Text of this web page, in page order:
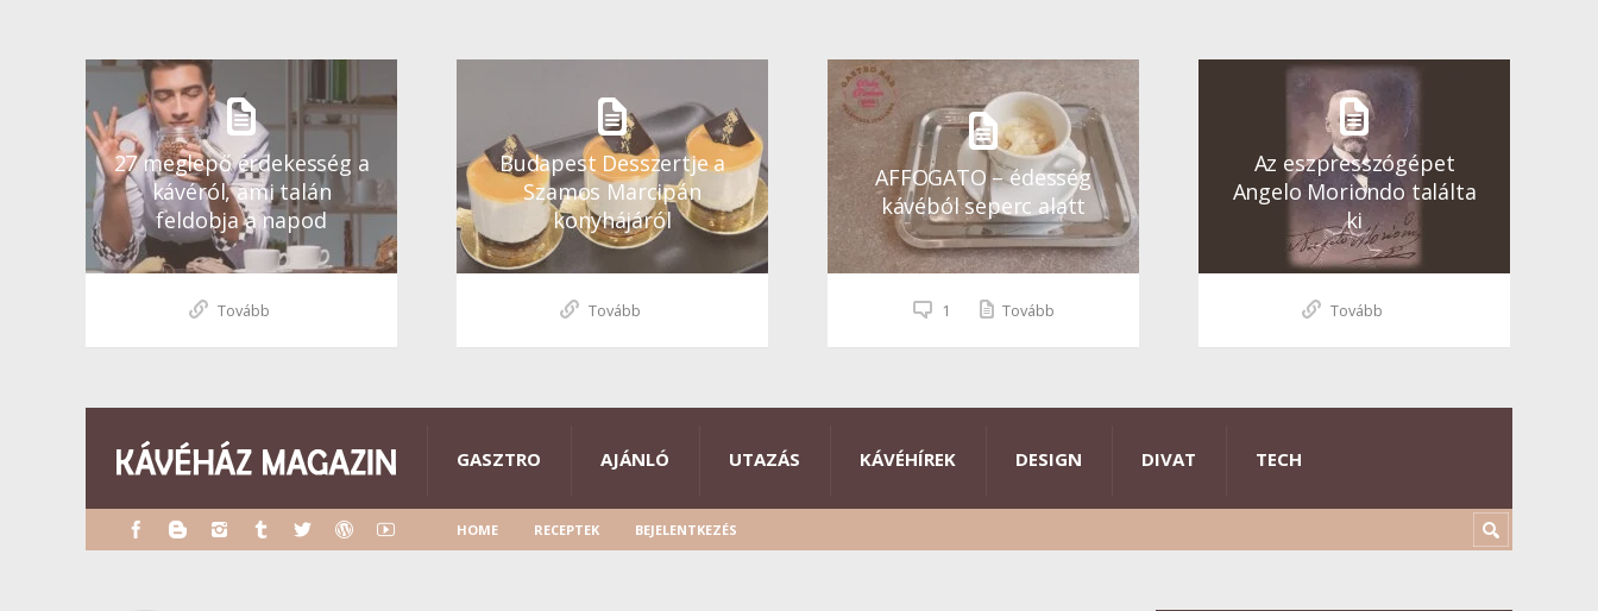
27 meglepő érdekesség a
kávéról, ami talán
feldobja a napod
Tovább
Budapest Desszertje a
Szamos Marcipán
konyhájáról
Tovább
AFFOGATO – édesség
kávéból seperc alatt
1 Tovább
Az eszpresszógépet
Angelo Moriondo találta
ki
Tovább
GASZTRO AJÁNLÓ UTAZÁS KÁVÉHÍREK DESIGN DIVAT TECH
HOME RECEPTEK BEJELENTKEZÉS